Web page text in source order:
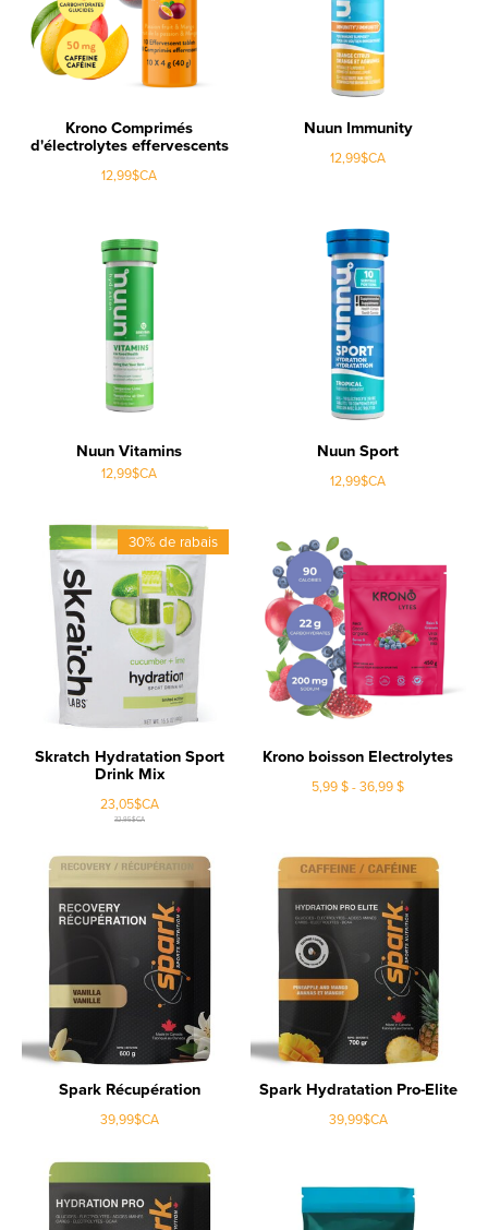
Krono Comprimés
d'électrolytes effervescents
12,99$CA
Nuun Immunity
12,99$CA
Nuun Vitamins
12,99$CA
Nuun Sport
12,99$CA
30% de rabais
Skratch Hydratation Sport
Drink Mix
23,05$CA
32,95$CA
Krono boisson Electrolytes
5,99 $ - 36,99 $
Spark Récupération
39,99$CA
Spark Hydratation Pro-Elite
39,99$CA